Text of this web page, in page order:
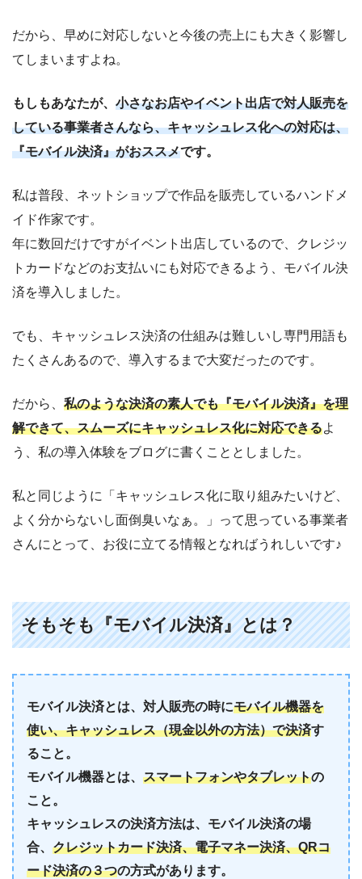
だから、早めに対応しないと今後の売上にも大きく影響し
てしまいますよね。
もしもあなたが、 小さなお店やイベント出店で対人販売を
している事業者さんなら、キャッシュレス化への対応は、
『モバイル決済』がおススメです。
私は普段、ネットショップで作品を販売しているハンドメ
イド作家です。
年に数回だけですがイベント出店しているので、クレジッ
トカードなどのお支払いにも対応できるよう、モバイル決
済を導入しました。
でも、キャッシュレス決済の仕組みは難しいし専門用語も
たくさんあるので、導入するまで大変だったのです。
だから、 私のような決済の素人でも『モバイル決済』を理
解できて、スムーズにキャッシュレス化に対応できるよ
う、私の導入体験をブログに書くこととしました。
私と同じように「キャッシュレス化に取り組みたいけど、
よく分からないし面倒臭いなぁ。」って思っている事業者
さんにとって、お役に立てる情報となればうれしいです♪
そもそも『モバイル決済』とは？
モバイル決済とは、対人販売の時にモバイル機器を
使い、キャッシュレス（現金以外の方法）で決済す
ること。
モバイル機器とは、 スマートフォンやタブレットの
こと。
キャッシュレスの決済方法は、モバイル決済の場
合、 クレジットカード決済、電子マネー決済、QRコ
ード決済の３つの方式があります。